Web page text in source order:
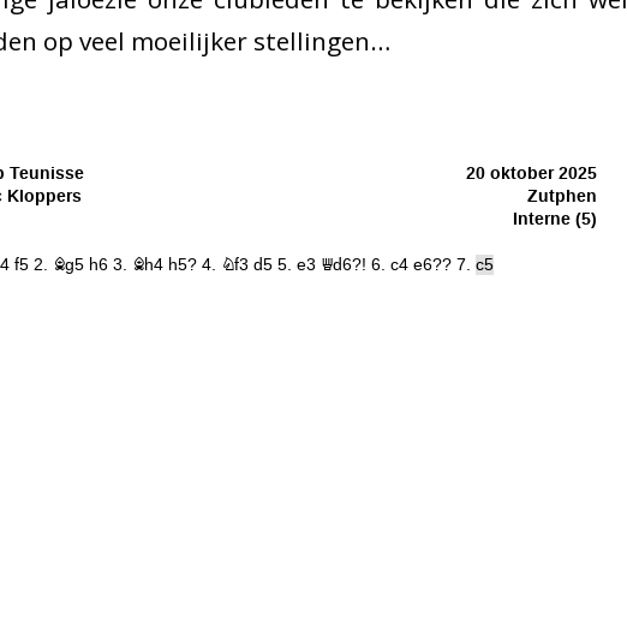
op veel moeilijker stellingen…